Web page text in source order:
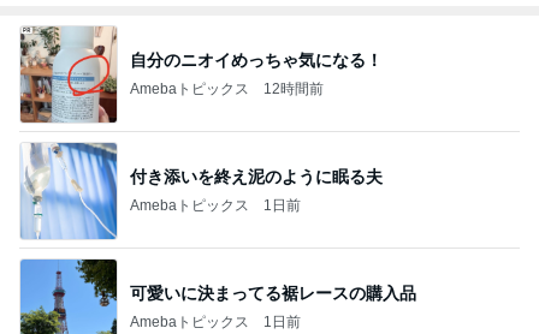
自分のニオイめっちゃ気になる！
Amebaトピックス 12時間前
付き添いを終え泥のように眠る夫
Amebaトピックス 1日前
可愛いに決まってる裾レースの購入品
Amebaトピックス 1日前